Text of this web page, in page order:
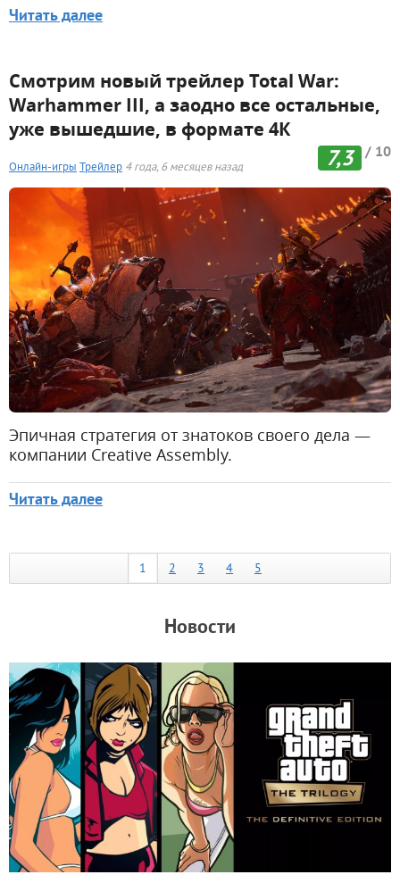
Читать далее
Смотрим новый трейлер Total War:
Warhammer III, а заодно все остальные,
уже вышедшие, в формате 4К
7,3 / 10
Онлайн-игры Трейлер 4 года, 6 месяцев назад
Эпичная стратегия от знатоков своего дела —
компании Creative Assembly.
Читать далее
1 2 3 4 5
Новости